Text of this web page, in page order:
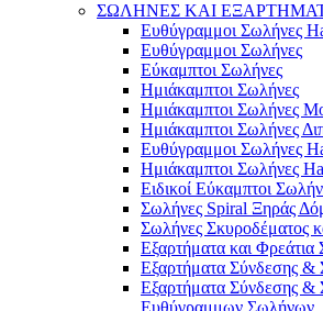
ΣΩΛΗΝΕΣ ΚΑΙ
Ευθύγραμμοι Σωλήνες
Ευθύγραμμοι Σωλήνες
Εύκαμπτοι Σωλήνες
Ημιάκαμπτοι Σωλήνες
Ημιάκαμπτοι Σωλήνες
Ημιάκαμπτοι Σωλήνες
Ευθύγραμμοι Σωλήνες
Ημιάκαμπτοι Σωλήνες
Ειδικοί Εύκαμπτοι
Σωλήνες Spiral Ξηράς
Σωλήνες Σκυροδέματος
Εξαρτήματα και
Εξαρτήματα Σύνδεσης &
Εξαρτήματα Σύνδεσης &
Ευθύγραμμων Σωλήνων